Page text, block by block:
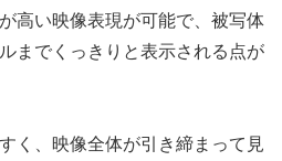
高い映像表現が可能で、被写体
までくっきりと表示される点が
く、映像全体が引き締まって見